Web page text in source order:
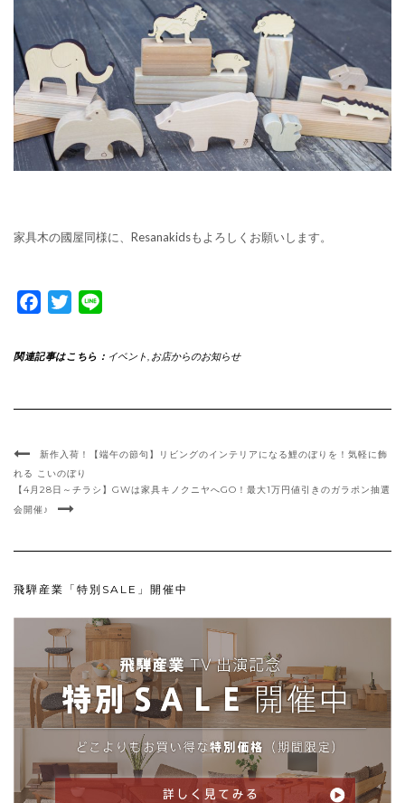
家具木の國屋同様に、Resanakidsもよろしくお願いします。
Facebook
Twitter
関連記事はこちら： イベント お店からのお知らせ
新作入荷！【端午の節句】リビングのインテリアになる鯉のぼりを！気軽に飾
れる こいのぼり
【4月28日～チラシ】GWは家具キノクニヤへGO！最大1万円値引きのガラポン抽選
会開催♪
飛騨産業「特別SALE」開催中